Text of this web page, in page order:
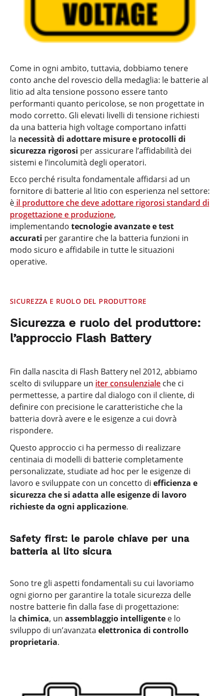
Come in ogni ambito, tuttavia, dobbiamo tenere
conto anche del rovescio della medaglia: le batterie al
litio ad alta tensione possono essere tanto
performanti quanto pericolose, se non progettate in
modo corretto. Gli elevati livelli di tensione richiesti
da una batteria high voltage comportano infatti
la necessità di adottare misure e protocolli di
sicurezza rigorosi per assicurare l’affidabilità dei
sistemi e l’incolumità degli operatori.
Ecco perché risulta fondamentale affidarsi ad un
fornitore di batterie al litio con esperienza nel settore:
è il produttore che deve adottare rigorosi standard di
progettazione e produzione,
implementando tecnologie avanzate e test
accurati per garantire che la batteria funzioni in
modo sicuro e affidabile in tutte le situazioni
operative.
SICUREZZA E RUOLO DEL PRODUTTORE
Sicurezza e ruolo del produttore:
l’approccio Flash Battery
Fin dalla nascita di Flash Battery nel 2012, abbiamo
scelto di sviluppare un iter consulenziale che ci
permettesse, a partire dal dialogo con il cliente, di
definire con precisione le caratteristiche che la
batteria dovrà avere e le esigenze a cui dovrà
rispondere.
Questo approccio ci ha permesso di realizzare
centinaia di modelli di batterie completamente
personalizzate, studiate ad hoc per le esigenze di
lavoro e sviluppate con un concetto di efficienza e
sicurezza che si adatta alle esigenze di lavoro
richieste da ogni applicazione.
Safety first: le parole chiave per una
batteria al lito sicura
Sono tre gli aspetti fondamentali su cui lavoriamo
ogni giorno per garantire la totale sicurezza delle
nostre batterie fin dalla fase di progettazione:
la chimica, un assemblaggio intelligente e lo
sviluppo di un’avanzata elettronica di controllo
proprietaria.